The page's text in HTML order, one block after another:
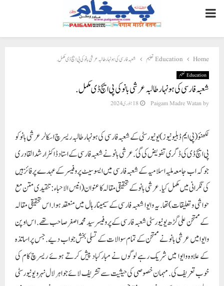
PRIMARY
MENU
Home Education تعلیم شعبہ فارسی کی ہونہار طالبہ عرشی بانو کی پی ایچ ڈی مکمل.
Education تعلیم
شعبہ فارسی کی ہونہار طالبہ عرشی بانو کی پی ایچ ڈی مکمل.
by
Paigam Madre Watan 18 جنوری 2024
لکھنؤ (پی ایم ڈبلیو نیوز) یونیورسٹی کے شعبہ فارسی کی ہونہار طالبہ ریسرچ اسکالر عرشی بانو کو
پی ایچ ڈی کی ڈگری تفویض کی گئ. عرشی بانو نے شعبہ فارسی کے استاد ڈاکٹر ارشد القادری
جو کہ اب جامعہ ملیہ اسلامیہ کے شعبہ فارسی میں ایسوسیٹ پروفیسر کے عہدے پر فائز ہیں
کی نگرانی میں مکمل کیا. عرشی بانو کے تحقیقی مقالہ کا عنوان(انیس الاحباء :تنقیدی متن مع
حواشی و تعلیقات) تھا. یہ وایوا شعبہ فارسی کے سیمینار ہال میں منعقد ہوا. اس تحقیقی مقالہ
کے ممتحن علی گڑھ یونیورسٹی شعبہ فارسی کے پروفیسر سید محمد اصغر صاحب تھے. اس اوپن
وایوا میں عرشی بانو نے ممتحن کے تمام سوالات کے تسلی بخش جواب دیے. جس پر اساتذہ
کے علاوہ وایوا میں شریک رہے لوگوں نے مبارکباد پیش کرتے ہوئے ریسرچ کام کی
خوب تعریف کی. مہمان خصوصی کی حیثیت سے تشریف لائے جواہر لال نہرو یونیورسٹی